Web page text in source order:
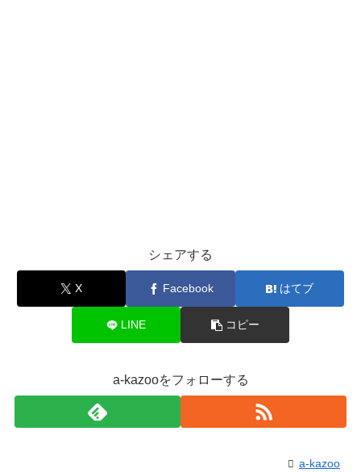
シェアする
X Facebook はてブ
LINE コピー
a-kazooをフォローする
a-kazoo